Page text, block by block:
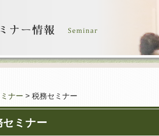
ナー > 税務セミナー
セミナー